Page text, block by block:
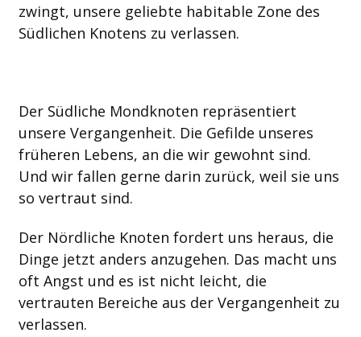
zwingt, unsere geliebte habitable Zone des
Südlichen Knotens zu verlassen.
Der Südliche Mondknoten repräsentiert
unsere Vergangenheit. Die Gefilde unseres
früheren Lebens, an die wir gewohnt sind.
Und wir fallen gerne darin zurück, weil sie uns
so vertraut sind.
Der Nördliche Knoten fordert uns heraus, die
Dinge jetzt anders anzugehen. Das macht uns
oft Angst und es ist nicht leicht, die
vertrauten Bereiche aus der Vergangenheit zu
verlassen.